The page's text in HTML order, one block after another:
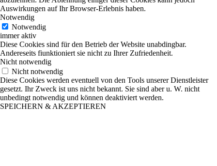
Auswirkungen auf Ihr Browser-Erlebnis haben.
Notwendig
Notwendig
immer aktiv
Diese Cookies sind für den Betrieb der Website unabdingbar.
Andereseits fiunktioniert sie nicht zu Ihrer Zufriedenheit.
Nicht notwendig
Nicht notwendig
Diese Cookies werden eventuell von den Tools unserer Dienstleister
gesetzt. Ihr Zweck ist uns nicht bekannt. Sie sind aber u. W. nicht
unbedingt notwendig und können deaktiviert werden.
SPEICHERN & AKZEPTIEREN